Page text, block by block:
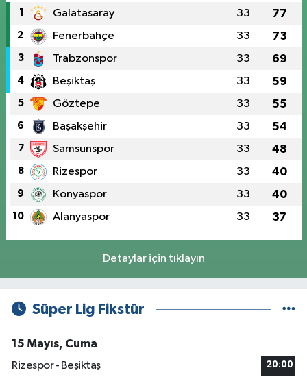
1 Galatasaray 33 77
2 Fenerbahçe 33 73
3 Trabzonspor 33 69
4 Beşiktaş 33 59
5 Göztepe 33 55
6 Başakşehir 33 54
7 Samsunspor 33 48
8 Rizespor 33 40
9 Konyaspor 33 40
10 Alanyaspor 33 37
Detaylar için tıklayın
Süper Lig Fikstür
15 Mayıs, Cuma
Rizespor - Beşiktaş
20:00